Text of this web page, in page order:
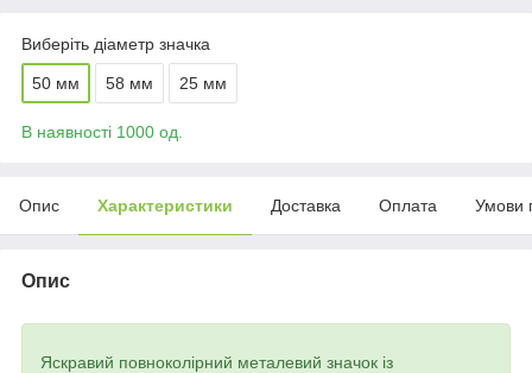
Виберіть діаметр значка
50 мм 58 мм 25 мм
В наявності 1000 од.
Опис Характеристики Доставка Оплата Умови
Опис
Яскравий повноколірний металевий значок із